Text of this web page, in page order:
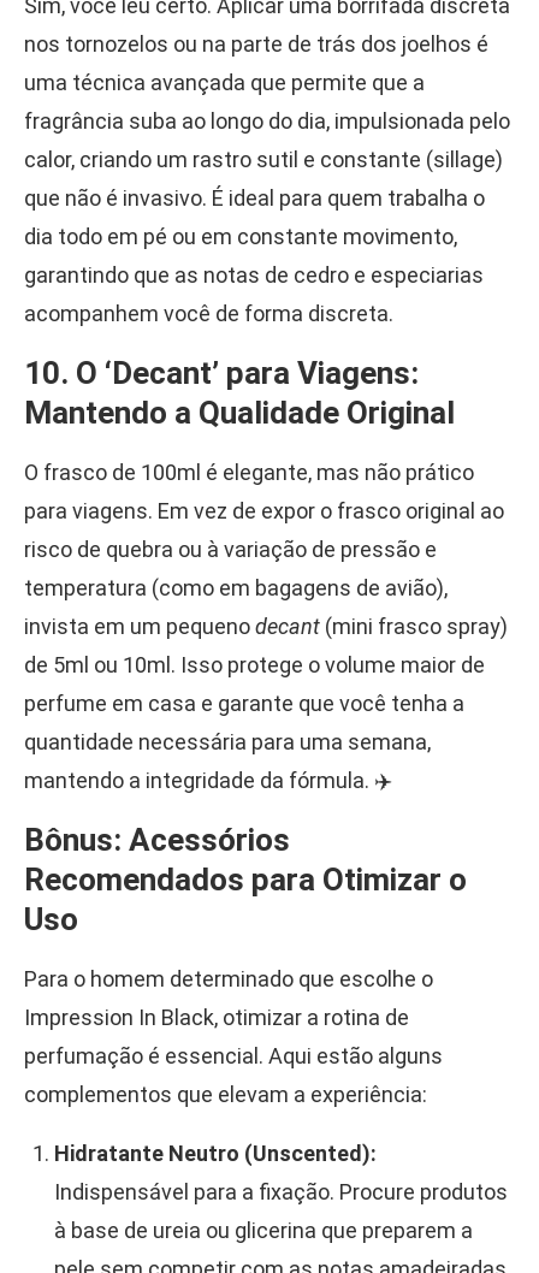
Sim, você leu certo. Aplicar uma borrifada discreta
nos tornozelos ou na parte de trás dos joelhos é
uma técnica avançada que permite que a
fragrância suba ao longo do dia, impulsionada pelo
calor, criando um rastro sutil e constante (sillage)
que não é invasivo. É ideal para quem trabalha o
dia todo em pé ou em constante movimento,
garantindo que as notas de cedro e especiarias
acompanhem você de forma discreta.
10. O ‘Decant’ para Viagens:
Mantendo a Qualidade Original
O frasco de 100ml é elegante, mas não prático
para viagens. Em vez de expor o frasco original ao
risco de quebra ou à variação de pressão e
temperatura (como em bagagens de avião),
invista em um pequenodecant (mini frasco spray)
de 5ml ou 10ml. Isso protege o volume maior de
perfume em casa e garante que você tenha a
quantidade necessária para uma semana,
mantendo a integridade da fórmula. ✈️
Bônus: Acessórios
Recomendados para Otimizar o
Uso
Para o homem determinado que escolhe o
Impression In Black, otimizar a rotina de
perfumação é essencial. Aqui estão alguns
complementos que elevam a experiência:
Hidratante Neutro (Unscented):
Indispensável para a fixação. Procure produtos
à base de ureia ou glicerina que preparem a